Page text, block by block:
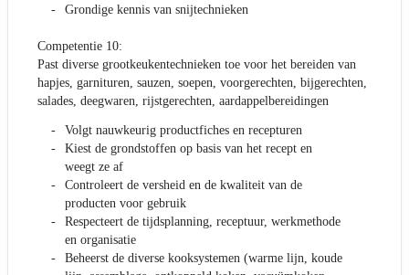
Grondige kennis van snijtechnieken
Competentie 10:
Past diverse grootkeukentechnieken toe voor het bereiden van
hapjes, garnituren, sauzen, soepen, voorgerechten, bijgerechten,
salades, deegwaren, rijstgerechten, aardappelbereidingen
Volgt nauwkeurig productfiches en recepturen
Kiest de grondstoffen op basis van het recept en
weegt ze af
Controleert de versheid en de kwaliteit van de
producten voor gebruik
Respecteert de tijdsplanning, receptuur, werkmethode
en organisatie
Beheerst de diverse kooksystemen (warme lijn, koude